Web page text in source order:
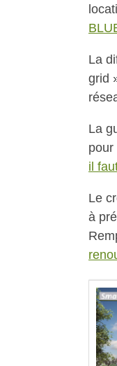
La
grid
La
pour
il
Le
à